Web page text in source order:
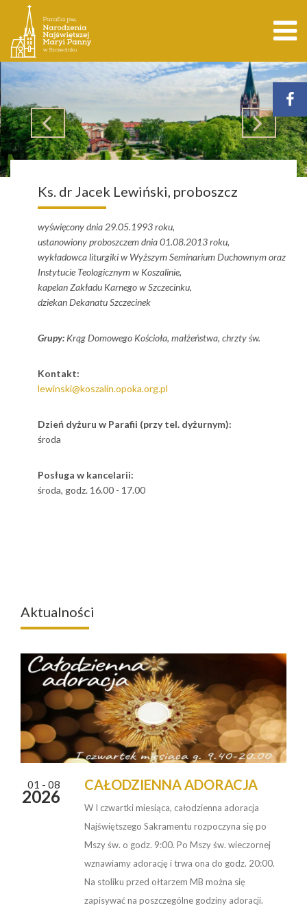
Ks. dr Jacek Lewiński, proboszcz
wyświęcony dnia 29.05.1993 roku,
ustanowiony proboszczem dnia 01.08.2013 roku,
wykładowca liturgiki w Wyższym Seminarium Duchownym oraz
Instytucie Teologicznym w Koszalinie,
kapelan Zakładu Karnego w Szczecinku,
dziekan Dekanatu Szczecinek
Grupy: Krąg Domowego Kościoła, małżeństwa, chrzty św.
Kontakt:
lewinski@koszalin.opoka.org.pl
Dzień dyżuru w Parafii (przy tel. dyżurnym):
środa
Posługa w kancelarii:
środa, godz. 16.00 - 17.00
Aktualności
01 - 08
2026
CAŁODZIENNA ADORACJA
W I czwartki miesiąca, całodzienna adoracja
Najświętszego Sakramentu rozpoczyna się po
Mszy św. o godz. 9:00. Po Mszy św. wieczornej
wznawiamy adorację i trwa ona do godz. 20:00.
Na stoliku przed ołtarzem MB można się
zapisywać na poszczególne godziny adoracji.